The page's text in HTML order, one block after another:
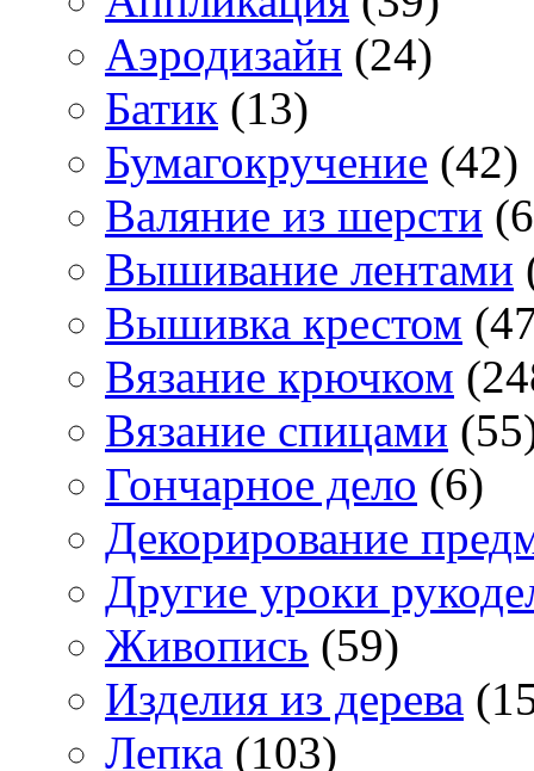
Аэродизайн (24)
Батик (13)
Бумагокручение (42)
Валяние из шерсти
Вышивание лентами
Вышивка крестом
Вязание крючком
Вязание спицами
Гончарное дело (6)
Декорирование
Другие уроки
Живопись (59)
Изделия из дерева
Лепка (103)